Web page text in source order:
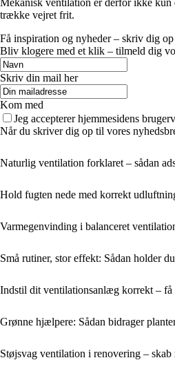
trække vejret frit.
Få inspiration og nyheder – skriv dig op
Bliv klogere med et klik – tilmeld dig
Skriv din mail her
Kom med
Jeg accepterer hjemmesidens
Når du skriver dig op til vores
Naturlig ventilation forklaret – sådan
Hold fugten nede med korrekt
Varmegenvinding i balanceret
Små rutiner, stor effekt: Sådan holder
Indstil dit ventilationsanlæg korrekt –
Grønne hjælpere: Sådan bidrager
Støjsvag ventilation i renovering –